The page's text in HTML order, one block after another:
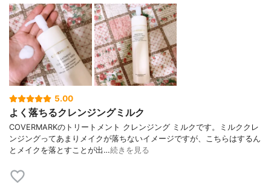
5.00
よく落ちるクレンジングミルク
COVERMARKのトリートメント クレンジング ミルクです。ミルククレ
ンジングってあまりメイクが落ちないイメージですが、こちらはするん
とメイクを落とすことが出…続きを見る